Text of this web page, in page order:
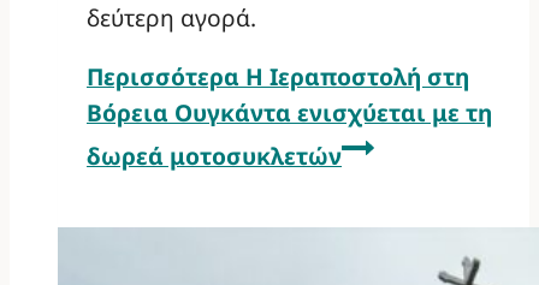
δεύτερη αγορά.
Περισσότερα Η Ιεραποστολή στη
Βόρεια Ουγκάντα ενισχύεται με τη
δωρεά μοτοσυκλετών